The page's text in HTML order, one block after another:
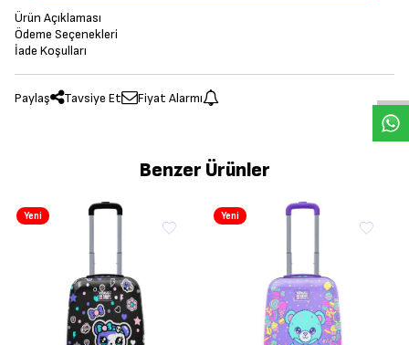
Ürün Açıklaması
Ödeme Seçenekleri
İade Koşulları
Paylaş Tavsiye Et Fiyat Alarmı
Benzer Ürünler
Yeni Yeni